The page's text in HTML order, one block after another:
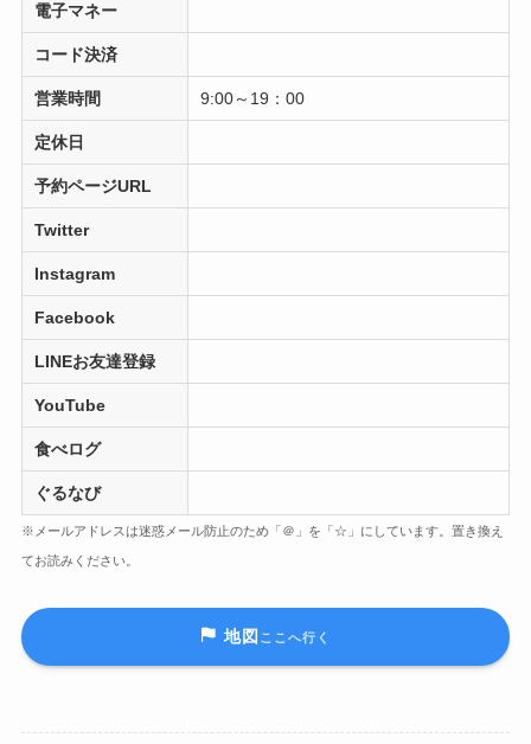
電子マネー
コード決済
営業時間 9:00～19：00
定休日
予約ページURL
Twitter
Instagram
Facebook
LINEお友達登録
YouTube
食べログ
ぐるなび
※メールアドレスは迷惑メール防止のため「＠」を「☆」にしています。置き換え
てお読みください。
地図 ここへ行く